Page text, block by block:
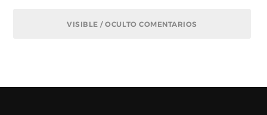
VISIBLE / OCULTO COMENTARIOS